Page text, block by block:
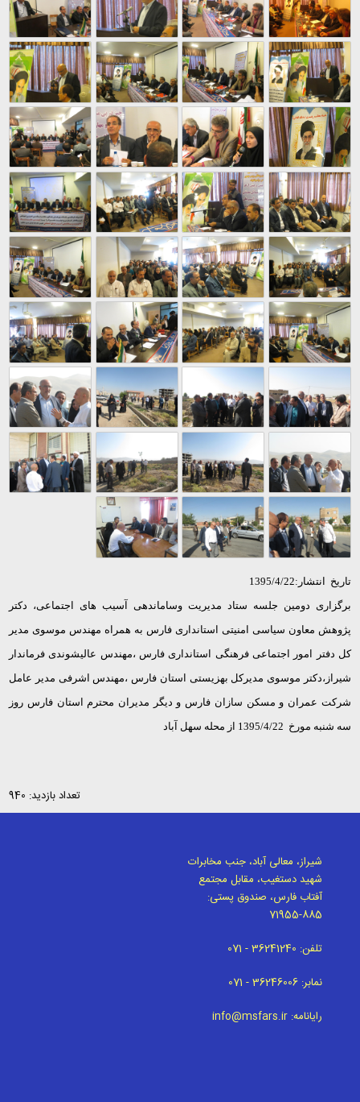
تاریخ انتشار:1395/4/22
برگزاری دومین جلسه ستاد مدیریت وساماندهی آسیب های اجتماعی، دکتر
پژوهش معاون سیاسی امنیتی استانداری فارس به همراه مهندس موسوی مدیر
کل دفتر امور اجتماعی فرهنگی استانداری فارس ،مهندس عالیشوندی فرماندار
شیراز،دکتر موسوی مدیرکل بهزیستی استان فارس ،مهندس اشرفی مدیر عامل
شرکت عمران و مسکن سازان فارس و دیگر مدیران محترم استان فارس روز
سه شنبه مورخ 1395/4/22 از محله سهل آباد
تعداد بازدید: 940
شیراز، معالی آباد، جنب مخابرات
شهید دستغیب، مقابل مجتمع
آفتاب فارس، صندوق پستی:
71955-885
تلفن: 071 - 36241240
نمابر:071 - 36246006
رایانامه:info@msfars.ir